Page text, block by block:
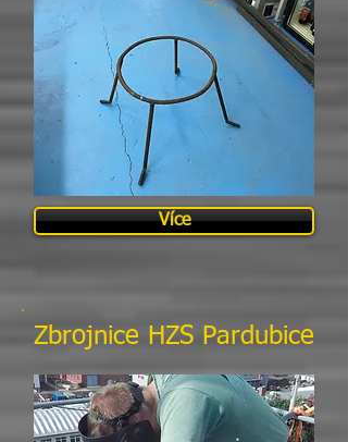
Více
Zbrojnice HZS Pardubice